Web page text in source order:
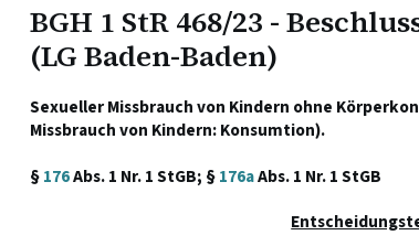
BGH 1 StR 468/23 -
(LG Baden-Baden)
Sexueller Missbrauch von Kindern ohne
Missbrauch von Kindern: Konsumtion).
§176Abs. 1 Nr. 1 StGB; §176aAbs. 1 Nr. 1 StGB